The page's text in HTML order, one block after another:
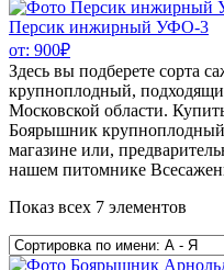
Персик инжирный УФО-3
от: 900₽
Здесь вы подберете сорта
крупноплодный,
Московской области.
Боярышник крупноплодный
магазине или,
нашем питомнике
Показ всех 7 элементов